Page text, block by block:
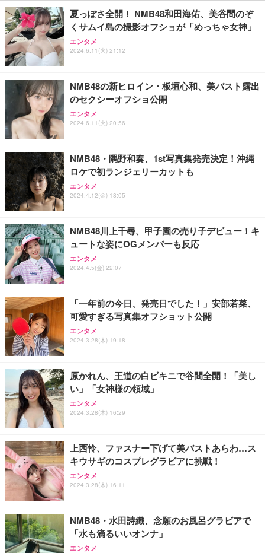
￥11,000
日下部ほたる どんどんやる気になる！日下部式学習
法[DVD]
King & Prince DOME TOUR 2026 ～STARRING～
(初回限定盤)(2枚組) [Blu-ray]
Aぇ! group LIVE TOUR 2025 D.N.A (初回盤)(2枚組)
[Blu-ray]
￥6,980
Amazon Fire TV Stick 4K Select | 4Kの高画質スト
リーミング | ストリーミングメディアプレイヤー
Amazon Fire TV Stick 4K Plus | 映画館のような4K
体験 | ストリーミングメディアプレイヤー
Amazon Echo Dot (エコードット) 第5世代 - Alex
a、センサー搭載、鮮やかなサウンド｜チャコール
携帯充電器 停電対策 アウトドア/旅行/出張/防災/緊
急用 iOS/Android各種他対応 機内持込可 (高級白い)
￥2,469
エレコム 充電器 Type-C USB-C 20W USB PD対応 1
ポート PSE認証品 GaN採用 折りたたみ式プラグ ホ
ワイト 【 iPhone16 15 等対応】 EC-AC6820WH
エレコム 充電器 40W 2ポート Type-C USB PD対応
PPS対応 GaN II採用 折りたたみ式プラグ ホワイト
EC-AC10640WH
エレコム 65W 充電器 Type-C コンセント 急速 PD対
応 スイング式プラグ採用 PSE技術基準適合 ブラッ
ク EC-AC12465BK
夏っぽさ全開！ NMB48和田海佑、美谷間のぞ
くサムイ島の撮影オフショが「めっちゃ女神」
エンタメ
2024.6.11(火) 21:12
NMB48の新ヒロイン・板垣心和、美バスト露出
のセクシーオフショ公開
エンタメ
2024.6.11(火) 20:56
NMB48・隅野和奏、1st写真集発売決定！沖縄
ロケで初ランジェリーカットも
エンタメ
2024.4.12(金) 18:05
NMB48川上千尋、甲子園の売り子デビュー！キ
ュートな姿にOGメンバーも反応
エンタメ
2024.4.5(金) 22:07
「一年前の今日、発売日でした！」安部若菜、
可愛すぎる写真集オフショット公開
エンタメ
2024.3.28(木) 19:18
原かれん、王道の白ビキニで谷間全開！「美し
い」「女神様の領域」
エンタメ
2024.3.28(木) 16:29
上西怜、ファスナー下げて美バストあらわ…ス
キウサギのコスプレグラビアに挑戦！
エンタメ
2024.3.28(木) 16:11
NMB48・水田詩織、念願のお風呂グラビアで
「水も滴るいいオンナ」
エンタメ